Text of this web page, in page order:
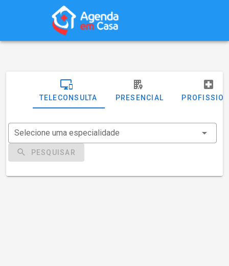
TELECONSULTA PRESENCIAL
Selecione uma especialidade
PESQUISAR